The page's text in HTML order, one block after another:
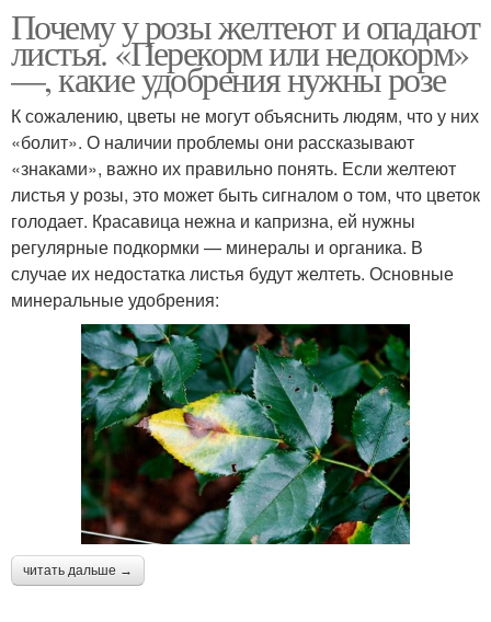
Почему у розы желтеют и опадают
листья. «Перекорм или недокорм»
—, какие удобрения нужны розе
К сожалению, цветы не могут объяснить людям, что у них
«болит». О наличии проблемы они рассказывают
«знаками», важно их правильно понять. Если желтеют
листья у розы, это может быть сигналом о том, что цветок
голодает. Красавица нежна и капризна, ей нужны
регулярные подкормки — минералы и органика. В
случае их недостатка листья будут желтеть. Основные
минеральные удобрения:
читать дальше →